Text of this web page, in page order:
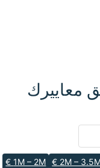
معاييرك
2M – 3.5M
1M – 2M €